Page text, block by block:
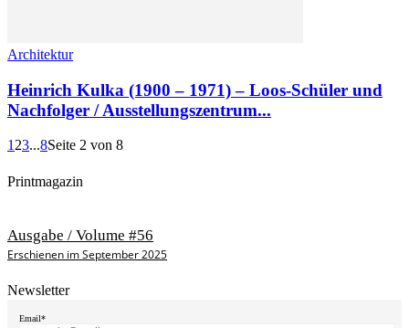
Architektur
Heinrich Kulka (1900 – 1971) – Loos-Schüler und
Nachfolger / Ausstellungszentrum...
1 23...8Seite 2 von 8
Printmagazin
Ausgabe / Volume #56
Erschienen im September 2025
Newsletter
Email*